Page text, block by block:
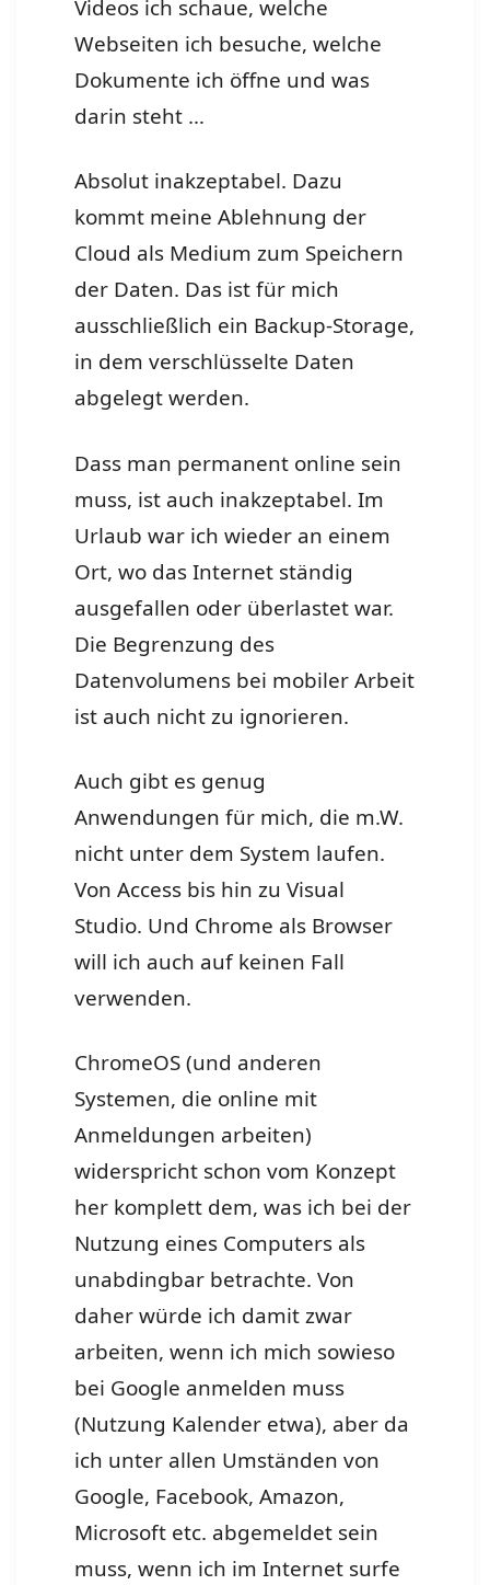
Videos ich schaue, welche
Webseiten ich besuche, welche
Dokumente ich öffne und was
darin steht …
Absolut inakzeptabel. Dazu
kommt meine Ablehnung der
Cloud als Medium zum Speichern
der Daten. Das ist für mich
ausschließlich ein Backup-Storage,
in dem verschlüsselte Daten
abgelegt werden.
Dass man permanent online sein
muss, ist auch inakzeptabel. Im
Urlaub war ich wieder an einem
Ort, wo das Internet ständig
ausgefallen oder überlastet war.
Die Begrenzung des
Datenvolumens bei mobiler Arbeit
ist auch nicht zu ignorieren.
Auch gibt es genug
Anwendungen für mich, die m.W.
nicht unter dem System laufen.
Von Access bis hin zu Visual
Studio. Und Chrome als Browser
will ich auch auf keinen Fall
verwenden.
ChromeOS (und anderen
Systemen, die online mit
Anmeldungen arbeiten)
widerspricht schon vom Konzept
her komplett dem, was ich bei der
Nutzung eines Computers als
unabdingbar betrachte. Von
daher würde ich damit zwar
arbeiten, wenn ich mich sowieso
bei Google anmelden muss
(Nutzung Kalender etwa), aber da
ich unter allen Umständen von
Google, Facebook, Amazon,
Microsoft etc. abgemeldet sein
muss, wenn ich im Internet surfe